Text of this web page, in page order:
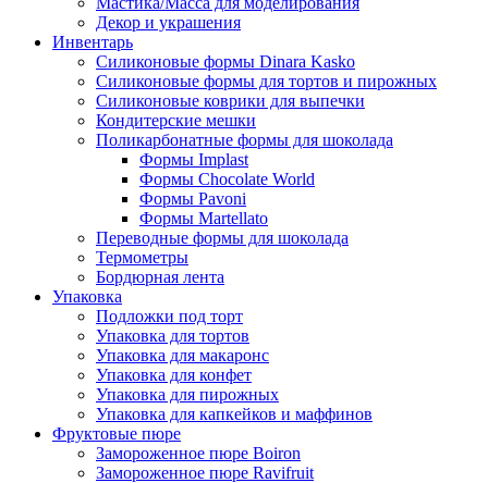
Декор и украшения
Инвентарь
Силиконовые формы Dinara Kasko
Силиконовые формы для тортов и пирожных
Силиконовые коврики для выпечки
Кондитерские мешки
Поликарбонатные формы для шоколада
Формы Implast
Формы Chocolate World
Формы Pavoni
Формы Martellato
Переводные формы для шоколада
Термометры
Бордюрная лента
Упаковка
Подложки под торт
Упаковка для тортов
Упаковка для макаронс
Упаковка для конфет
Упаковка для пирожных
Упаковка для капкейков и маффинов
Фруктовые пюре
Замороженное пюре Boiron
Замороженное пюре Ravifruit